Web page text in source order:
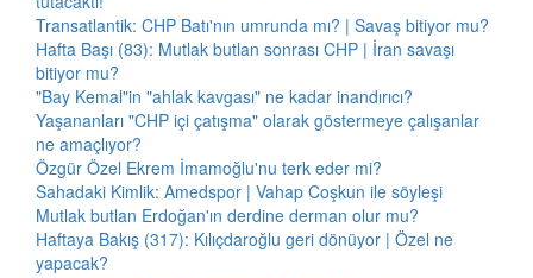
Transatlantik: CHP Batı'nın umrunda mı? | Savaş bitiyor mu?
Hafta Başı (83): Mutlak butlan sonrası CHP | İran savaşı
bitiyor mu?
"Bay Kemal"in "ahlak kavgası" ne kadar inandırıcı?
Yaşananları "CHP içi çatışma" olarak göstermeye çalışanlar
ne amaçlıyor?
Özgür Özel Ekrem İmamoğlu'nu terk eder mi?
Sahadaki Kimlik: Amedspor | Vahap Coşkun ile söyleşi
Mutlak butlan Erdoğan'ın derdine derman olur mu?
Haftaya Bakış (317): Kılıçdaroğlu geri dönüyor | Özel ne
yapacak?